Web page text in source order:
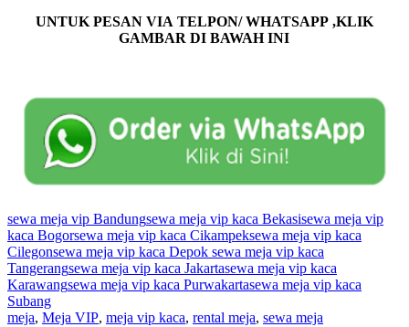
UNTUK PESAN VIA TELPON/ WHATSAPP ,KLIK
GAMBAR DI BAWAH INI
sewa meja vip Bandungsewa meja vip kaca Bekasisewa meja vip
kaca Bogorsewa meja vip kaca Cikampeksewa meja vip kaca
Cilegonsewa meja vip kaca Depok sewa meja vip kaca
Tangerangsewa meja vip kaca Jakartasewa meja vip kaca
Karawangsewa meja vip kaca Purwakartasewa meja vip kaca
Subang
meja, Meja VIP, meja vip kaca, rental meja, sewa meja